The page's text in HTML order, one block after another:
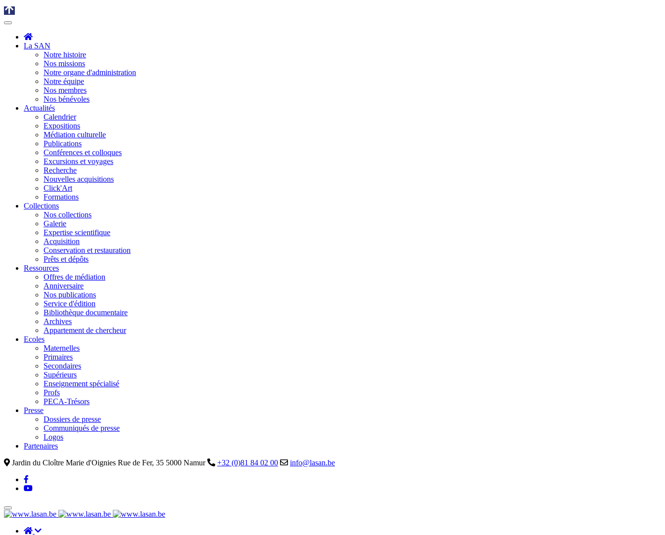
La SAN
Notre histoire
Nos missions
Notre organe d'administration
Notre équipe
Nos membres
Nos bénévoles
Actualités
Calendrier
Expositions
Médiation culturelle
Publications
Conférences et colloques
Excursions et voyages
Recherche
Nouvelles acquisitions
Click'Art
Formations
Collections
Nos collections
Galerie
Expertise scientifique
Acquisition
Conservation et restauration
Prêts et dépôts
Ressources
Offres de médiation
Anniversaire
Nos publications
Service d'édition
Bibliothèque documentaire
Archives
Appartement de chercheur
Ecoles
Maternelles
Primaires
Secondaires
Supérieurs
Enseignement spécialisé
Profs
PECA-Trésors
Presse
Dossiers de presse
Communiqués de presse
Logos
Partenaires
Jardin du Cloître Marie d'Oignies Rue de Fer, 35 5000 Namur
+32 (0)81 84 02 00 info@lasan.be